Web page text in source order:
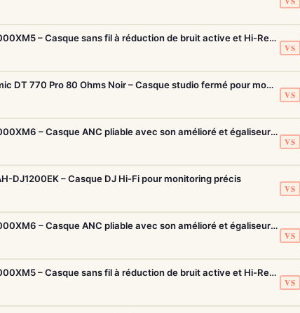
Sony WH-1000XM5 – Casque sans fil à réduction de bruit active et Hi-Res LDAC
VS
Beyerdynamic DT 770 Pro 80 Ohms Noir – Casque studio fermé pour monitoring précis
VS
Sony WH-1000XM6 – Casque ANC pliable avec son amélioré et égaliseur réglable
VS
DJ1200EK – Casque DJ Hi-Fi pour monitoring précis
VS
Sony WH-1000XM6 – Casque ANC pliable avec son amélioré et égaliseur réglable
VS
Sony WH-1000XM5 – Casque sans fil à réduction de bruit active et Hi-Res LDAC
VS